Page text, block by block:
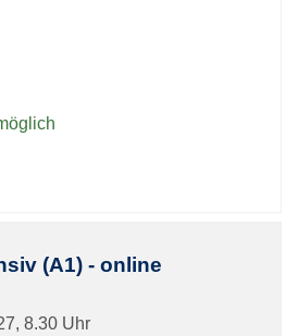
(A1) - online
8.30 Uhr